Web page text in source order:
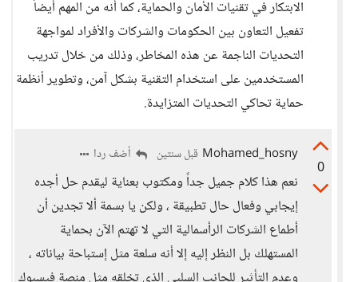
الابتكار في تقنيات الأمان والحماية، كما أنه من المهم أيضاً
تفعيل التعاون بين الحكومات والشركات والأفراد لمواجهة
التحديات الناجمة عن هذه المخاطر، وذلك من خلال تدريب
المستخدمين على استخدام التقنية بشكل آمن، وتطوير أنظمة
حماية تحاكي التحديات المتزايدة.
0
Mohamed_hosny قبل سنتين أضف ردا
نعم هذا كلام جميل جداً ومكتوب بعناية ليقدم حل أجده
إيجابي وفعال حال تطبيقة ، ولكن يا بسمة ألا تجدين أن
أطماع الشركات الرأسمالية التي لا تهتم الآن بحماية
المستهلك بل النظر إليه إلا أنه سلعة مثل إستباحة بياناته ،